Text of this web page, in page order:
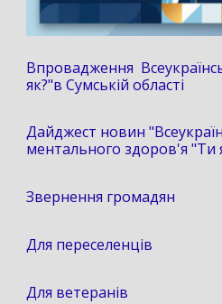
Впровадження
як?"в Сумській області
Дайджест новин
ментального здоров'я "Ти
Звернення громадян
Для переселенців
Для ветеранів